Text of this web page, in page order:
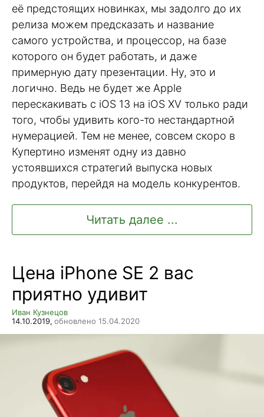
её предстоящих новинках, мы задолго до их
релиза можем предсказать и название
самого устройства, и процессор, на базе
которого он будет работать, и даже
примерную дату презентации. Ну, это и
логично. Ведь не будет же Apple
перескакивать с iOS 13 на iOS XV только ради
того, чтобы удивить кого-то нестандартной
нумерацией. Тем не менее, совсем скоро в
Купертино изменят одну из давно
устоявшихся стратегий выпуска новых
продуктов, перейдя на модель конкурентов.
Читать далее ...
Цена iPhone SE 2 вас
приятно удивит
Иван Кузнецов
14.10.2019, обновлено 15.04.2020